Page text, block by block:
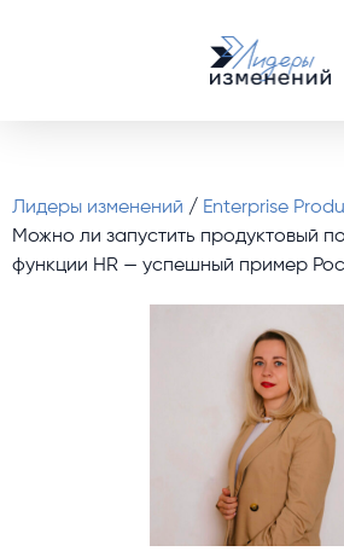
Лидеры изменений / Enterprise
Можно ли запустить продуктовый
функции HR — успешный пример